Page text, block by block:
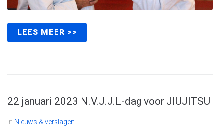
LEES MEER >>
22 januari 2023 N.V.J.J.L-dag voor JIUJITSU
In Nieuws & verslagen